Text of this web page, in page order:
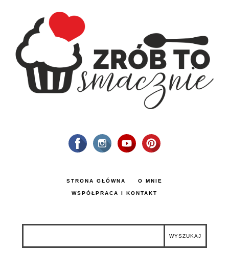
STRONA GŁÓWNA O MNIE
WSPÓŁPRACA I KONTAKT